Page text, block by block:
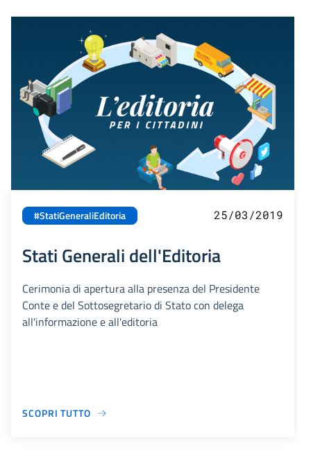
#StatiGeneraliEditoria 25/03/2019
Stati Generali dell'Editoria
Cerimonia di apertura alla presenza del Presidente
Conte e del Sottosegretario di Stato con delega
all'informazione e all'editoria
SCOPRI TUTTO